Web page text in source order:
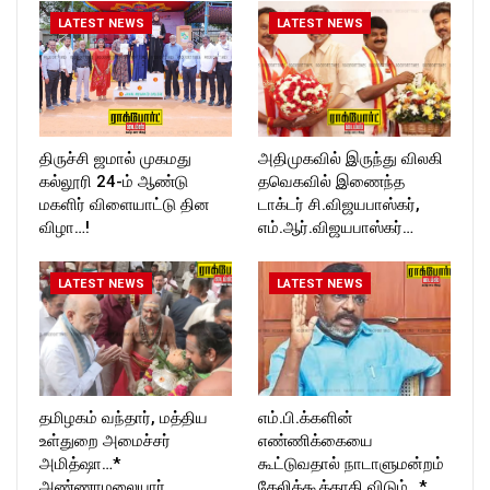
LATEST NEWS
திருச்சி ஜமால் முகமது
கல்லூரி 24-ம் ஆண்டு
மகளிர் விளையாட்டு தின
விழா…!
LATEST NEWS
அதிமுகவில் இருந்து விலகி
தவெகவில் இணைந்த
டாக்டர் சி.விஜயபாஸ்கர்,
எம்.ஆர்.விஜயபாஸ்கர்…
LATEST NEWS
தமிழகம் வந்தார், மத்திய
உள்துறை அமைச்சர்
அமித்ஷா…*
LATEST NEWS
எம்.பி.க்களின்
எண்ணிக்கையை
கூட்டுவதால் நாடாளுமன்றம்